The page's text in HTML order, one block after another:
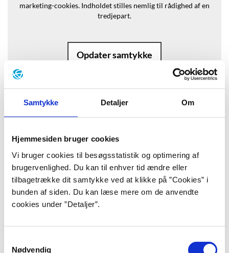
Samtykke Detaljer Om
Hjemmesiden bruger cookies
Vi bruger cookies til besøgsstatistik og optimering af
brugervenlighed. Du kan til enhver tid ændre eller
tilbagetrække dit samtykke ved at klikke på ”Cookies” i
bunden af siden. Du kan læse mere om de anvendte
cookies under ”Detaljer”.
Nødvendig
marketing-cookies. Indholdet stilles nemlig til rådighed af en
tredjepart.
Opdater samtykke
Baggrund
”Det var nat i Alhambra-paladset, og
alt åndede tilsyneladende fred og ro.
Men et par sorte øjne stirrede uroligt
ud i natten. Paladsets hersker, selveste
sultanen Boabdil, lå søvnløs og
grublede. Jorden skælvede.